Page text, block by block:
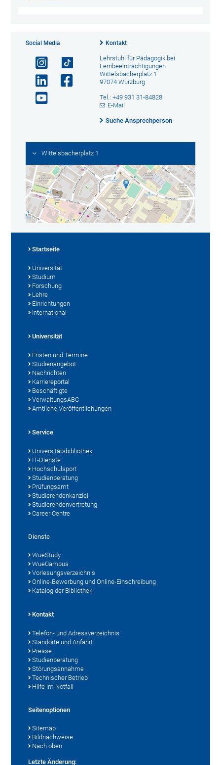
Social Media Kontakt
Lehrstuhl für Pädagogik bei
Lernbeeinträchtigungen
Wittelsbacherplatz 1
97074 Würzburg
Tel.: +49 931 31-84828
E-Mail
Suche Ansprechperson
Wittelsbacherplatz 1
Startseite
Universität
Studium
Forschung
Lehre
Einrichtungen
International
Universität
Fristen und Termine
Studienangebot
Nachrichten
Karriereportal
Beschäftigte
VerwaltungsABC
Amtliche Veröffentlichungen
Service
Universitätsbibliothek
IT-Dienste
Hochschulsport
Studienberatung
Prüfungsamt
Studierendenkanzlei
Studierendenvertretung
Career Centre
Dienste
WueStudy
WueCampus
Vorlesungsverzeichnis
Online-Bewerbung und Online-Einschreibung
Katalog der Bibliothek
Kontakt
Telefon- und Adressverzeichnis
Standorte und Anfahrt
Presse
Studienberatung
Störungsannahme
Technischer Betrieb
Hilfe im Notfall
Seitenoptionen
Sitemap
Bildnachweise
Nach oben
Letzte Änderung: